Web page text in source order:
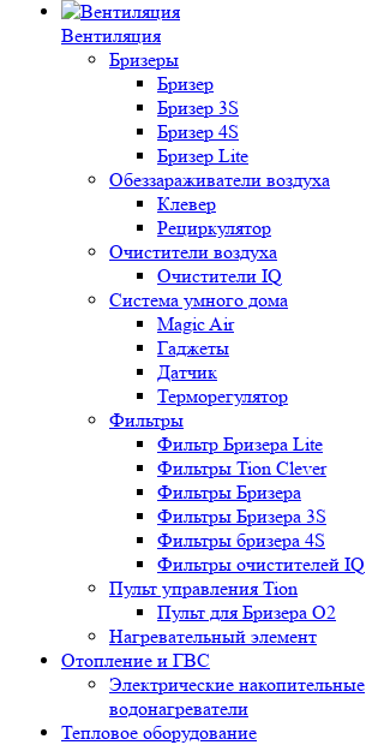
Вентиляция
Бризеры
Бризер
Бризер 3S
Бризер 4S
Бризер Lite
Обеззараживатели воздуха
Клевер
Рециркулятор
Очистители воздуха
Очистители IQ
Система умного дома
Magic Air
Гаджеты
Датчик
Терморегулятор
Фильтры
Фильтр Бризера Lite
Фильтры Tion Clever
Фильтры Бризера
Фильтры Бризера 3S
Фильтры бризера 4S
Фильтры очистителей IQ
Пульт управления Tion
Пульт для Бризера O2
Нагревательный элемент
Отопление и ГВС
Электрические накопительные
водонагреватели
Тепловое оборудование